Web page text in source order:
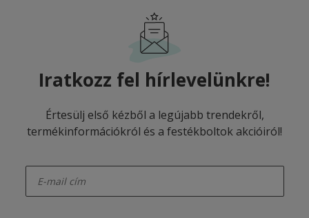
Iratkozz fel hírlevelünkre!
Értesülj első kézből a legújabb trendekről,
termékinformációkról és a festékboltok akcióiról!